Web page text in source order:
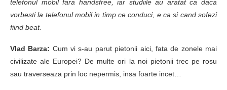
telefonul mobil fara handsfree, iar studiile au aratat ca daca
vorbesti la telefonul mobil in timp ce conduci, e ca si cand sofezi
fiind beat.
Vlad Barza: Cum vi s-au parut pietonii aici, fata de zonele mai
civilizate ale Europei? De multe ori la noi pietonii trec pe rosu
sau traverseaza prin loc nepermis, insa foarte incet…